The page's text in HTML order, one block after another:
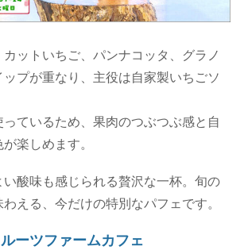
ットいちご、パンナコッタ、グラノ
プが重なり、主役は自家製いちごソ
ているため、果肉のつぶつぶ感と自
楽しめます。
酸味も感じられる贅沢な一杯。旬の
える、今だけの特別なパフェです。
ーツファームカフェ